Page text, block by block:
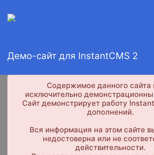
Демо-сайт для InstantCMS 2
Содержимое данного сайта
исключительно
Сайт демонстрирует работу
дополнений.
Вся информация на этом сайте
недостоверна или не
действительности.